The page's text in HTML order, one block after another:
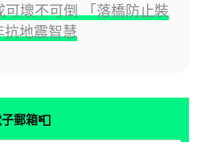
壞不可倒 「落橋防止裝
地震智慧
郵箱📮